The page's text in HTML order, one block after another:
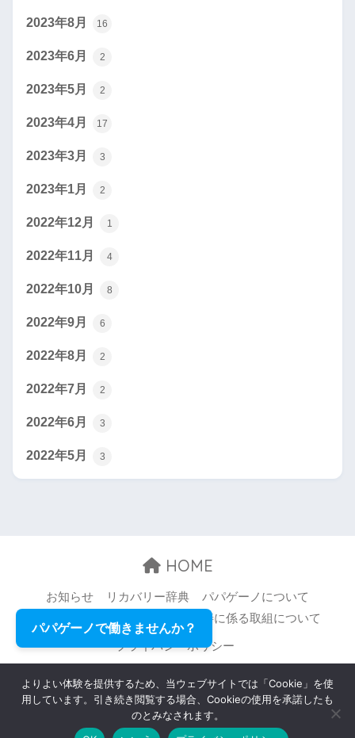
2023年8月 16
2023年6月 2
2023年5月 2
2023年4月 17
2023年3月 3
2023年1月 2
2022年12月 1
2022年11月 4
2022年10月 8
2022年9月 6
2022年8月 2
2022年7月 2
2022年6月 3
2022年5月 3
HOME
お知らせ リカバリー辞典
パパゲーノについて
職場環境等の改善に係る取組について
プライバシーポリシー
© 2026 Papageno,Inc. All rights reserved.
パパゲーノで働きませんか？
よりよい体験を提供するため、当ウェブサイトでは「Cookie」を使
用しています。引き続き閲覧する場合、Cookieの使用を承諾したも
のとみなされます。